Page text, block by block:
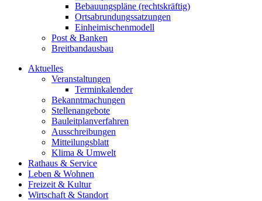
Bebauungspläne (rechtskräftig)
Ortsabrundungssatzungen
Einheimischenmodell
Post & Banken
Breitbandausbau
Aktuelles
Veranstaltungen
Terminkalender
Bekanntmachungen
Stellenangebote
Bauleitplanverfahren
Ausschreibungen
Mitteilungsblatt
Klima & Umwelt
Rathaus & Service
Leben & Wohnen
Freizeit & Kultur
Wirtschaft & Standort